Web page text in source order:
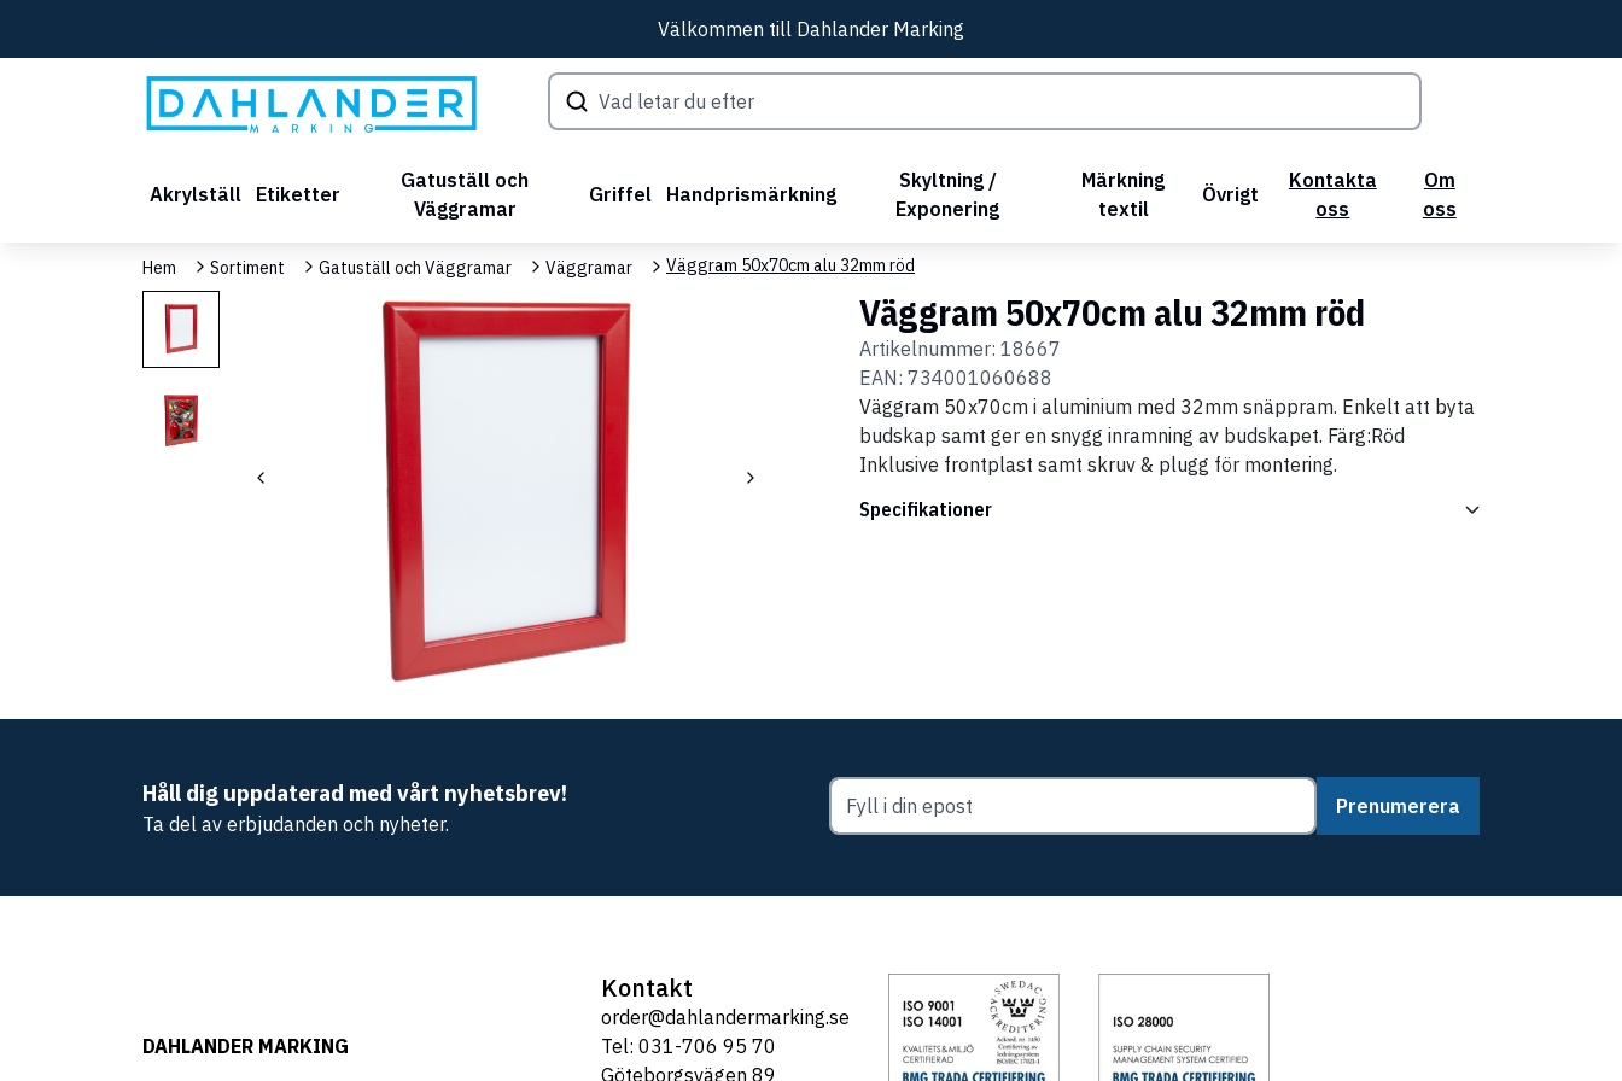
Välkommen till Dahlander Marking
Akrylställ Etiketter
Gatuställ och
Väggramar
Griffel Handprismärkning
Skyltning /
Exponering
Märkning
textil
Övrigt
Kontakta
oss
Om
oss
Hem Sortiment Gatuställ och Väggramar Väggramar Väggram 50x70cm alu 32mm röd
Väggram 50x70cm alu 32mm röd
Artikelnummer: 18667
EAN: 734001060688
Väggram 50x70cm i aluminium med 32mm snäppram. Enkelt att byta
budskap samt ger en snygg inramning av budskapet. Färg:Röd
Inklusive frontplast samt skruv & plugg för montering.
Specifikationer
Håll dig uppdaterad med vårt nyhetsbrev!
Ta del av erbjudanden och nyheter.
Prenumerera
DAHLANDER MARKING
Kontakt
order@dahlandermarking.se
Tel: 031-706 95 70
Göteborgsvägen 89